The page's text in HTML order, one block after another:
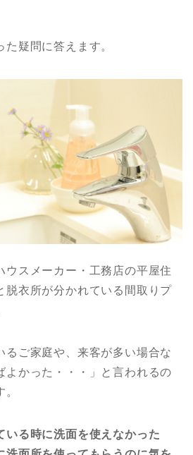
疑問に答えます。
ウスメーカー・工務店の平屋住
脱衣所が分かれている間取りプ
るご家庭や、来客が多い場合な
よかった・・・」と言われるの
いる時に洗面を使えなかった